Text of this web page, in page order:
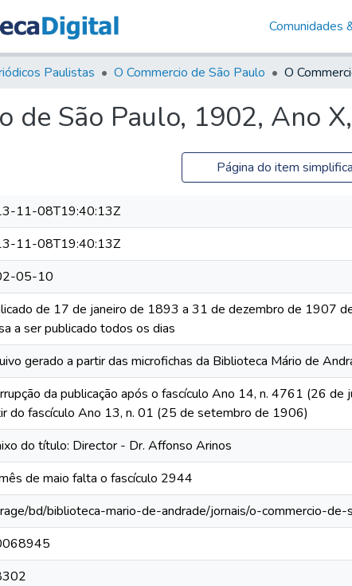
Comunidades
Paulistas O Commercio de São Paulo
de São Paulo, 1902, Ano
Página do item
11-08T19:40:13Z
11-08T19:40:13Z
05-10
de 17 de janeiro de 1893 a 31 de dezembro de 1907
a ser publicado todos os dias
gerado a partir das microfichas da Biblioteca Mário de
da publicação após o fascículo Ano 14, n. 4761 (26 de
do fascículo Ano 13, n. 01 (25 de setembro de 1906)
do título: Director - Dr. Affonso Arinos
de maio falta o fascículo 2944
bd/biblioteca-mario-de-andrade/jornais/o-commercio-